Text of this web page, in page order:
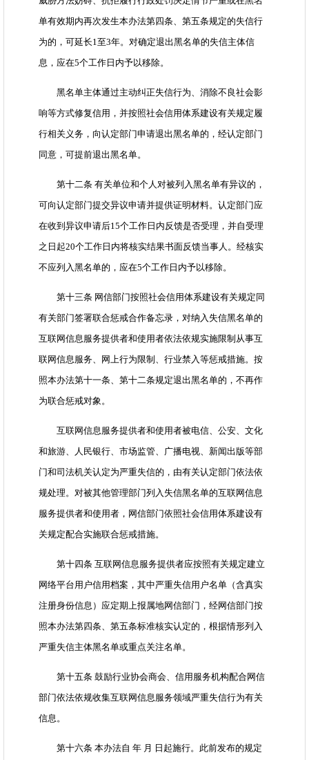
单有效期内再次发生本办法第四条、第五条规定的失信行
为的，可延长1至3年。对确定退出黑名单的失信主体信
息，应在5个工作日内予以移除。
黑名单主体通过主动纠正失信行为、消除不良社会影
响等方式修复信用，并按照社会信用体系建设有关规定履
行相关义务，向认定部门申请退出黑名单的，经认定部门
同意，可提前退出黑名单。
第十二条 有关单位和个人对被列入黑名单有异议的，
可向认定部门提交异议申请并提供证明材料。认定部门应
在收到异议申请后15个工作日内反馈是否受理，并自受理
之日起20个工作日内将核实结果书面反馈当事人。经核实
不应列入黑名单的，应在5个工作日内予以移除。
第十三条 网信部门按照社会信用体系建设有关规定同
有关部门签署联合惩戒合作备忘录，对纳入失信黑名单的
互联网信息服务提供者和使用者依法依规实施限制从事互
联网信息服务、网上行为限制、行业禁入等惩戒措施。按
照本办法第十一条、第十二条规定退出黑名单的，不再作
为联合惩戒对象。
互联网信息服务提供者和使用者被电信、公安、文化
和旅游、人民银行、市场监管、广播电视、新闻出版等部
门和司法机关认定为严重失信的，由有关认定部门依法依
规处理。对被其他管理部门列入失信黑名单的互联网信息
服务提供者和使用者，网信部门依照社会信用体系建设有
关规定配合实施联合惩戒措施。
第十四条 互联网信息服务提供者应按照有关规定建立
网络平台用户信用档案，其中严重失信用户名单（含真实
注册身份信息）应定期上报属地网信部门，经网信部门按
照本办法第四条、第五条标准核实认定的，根据情形列入
严重失信主体黑名单或重点关注名单。
第十五条 鼓励行业协会商会、信用服务机构配合网信
部门依法依规收集互联网信息服务领域严重失信行为有关
信息。
第十六条 本办法自 年 月 日起施行。此前发布的规定